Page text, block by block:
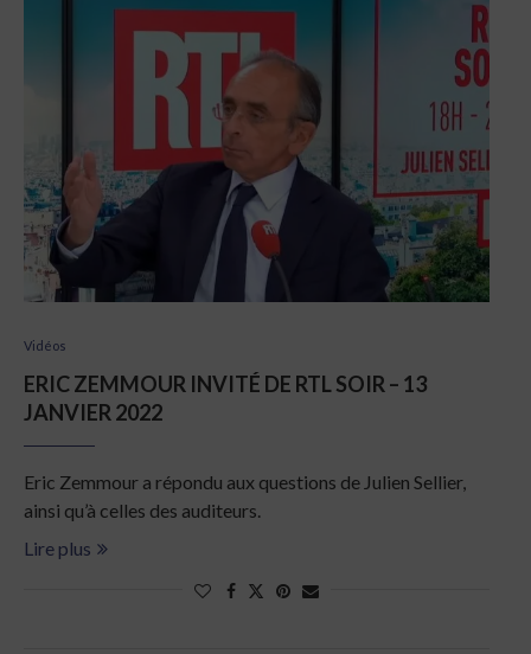
Vidéos
ERIC ZEMMOUR INVITÉ DE RTL SOIR – 13
JANVIER 2022
Eric Zemmour a répondu aux questions de Julien Sellier,
ainsi qu’à celles des auditeurs.
Lire plus